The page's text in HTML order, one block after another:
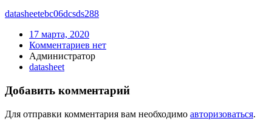
datasheetebc06dcsds288
17 марта, 2020
Комментариев нет
Администратор
datasheet
Добавить комментарий
Для отправки комментария вам необходимо авторизоваться.